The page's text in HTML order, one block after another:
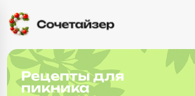
Рецепты для
пикника